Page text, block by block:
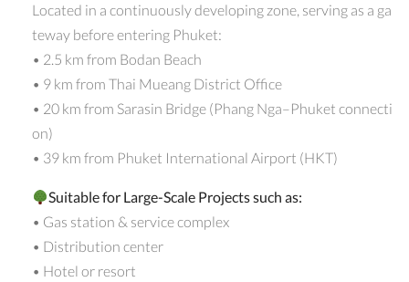
Located in a continuously developing zone, serving as a ga
teway before entering Phuket:
• 2.5 km from Bodan Beach
• 9 km from Thai Mueang District Office
• 20 km from Sarasin Bridge (Phang Nga–Phuket connecti
on)
• 39 km from Phuket International Airport (HKT)
Suitable for Large-Scale Projects such as:
• Gas station & service complex
• Distribution center
• Hotel or resort